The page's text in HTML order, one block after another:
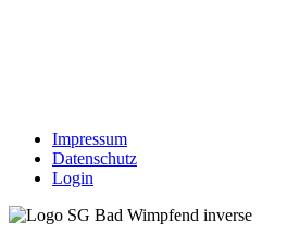
Impressum
Datenschutz
Login